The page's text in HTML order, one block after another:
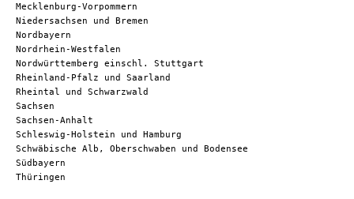
Mecklenburg-Vorpommern
Niedersachsen und Bremen
Nordbayern
Nordrhein-Westfalen
Nordwürttemberg einschl. Stuttgart
Rheinland-Pfalz und Saarland
Rheintal und Schwarzwald
Sachsen
Sachsen-Anhalt
Schleswig-Holstein und Hamburg
Schwäbische Alb, Oberschwaben und Bodensee
Südbayern
Thüringen